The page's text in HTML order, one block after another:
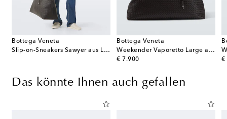
Bottega Veneta
Slip-on-Sneakers Sawyer aus Leder
Bottega Veneta
Weekender Vaporetto Large aus Leder
€ 7.900
original price
€
Das könnte Ihnen auch gefallen